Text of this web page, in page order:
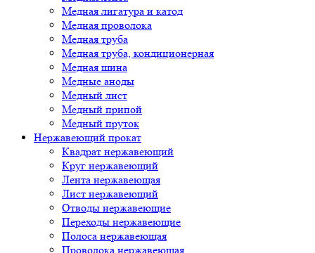
Медная лигатура и катод
Медная проволока
Медная труба
Медная труба, кондиционерная
Медная шина
Медные аноды
Медный лист
Медный припой
Медный пруток
Нержавеющий прокат
Квадрат нержавеющий
Круг нержавеющий
Лента нержавеющая
Лист нержавеющий
Отводы нержавеющие
Переходы нержавеющие
Полоса нержавеющая
Проволока нержавеющая